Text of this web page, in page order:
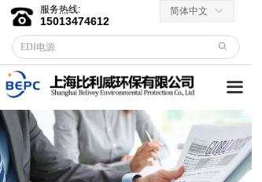
끀
首页
关于我们
客户服务
→ 合作伙伴
→资料下载
服务热线:
15013474612
ꄙ
ꀅ
简体中文